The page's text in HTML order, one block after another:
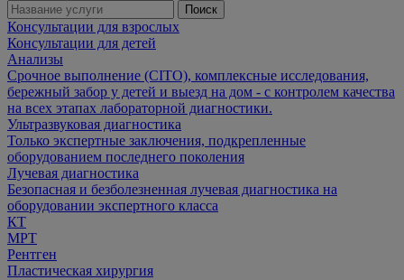
Поиск
Консультации для взрослых
Консультации для детей
Анализы
Срочное выполнение (CITO), комплексные исследования,
бережный забор у детей и выезд на дом - с контролем качества
на всех этапах лабораторной диагностики.
Ультразвуковая диагностика
Только экспертные заключения, подкрепленные
оборудованием последнего поколения
Лучевая диагностика
Безопасная и безболезненная лучевая диагностика на
оборудовании экспертного класса
КТ
МРТ
Рентген
Пластическая хирургия